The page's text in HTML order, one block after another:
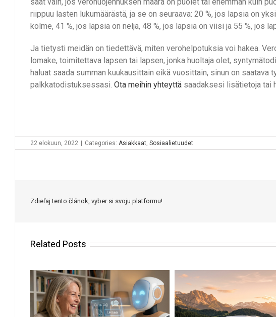
riippuu lasten lukumäärästä, ja se on seuraava: 20 %, jos lapsia on
kolme, 41 %, jos lapsia on neljä, 48 %, jos lapsia on viisi ja 55 %, jos
Ja tietysti meidän on tiedettävä, miten verohelpotuksia voi hakea.
lomake, toimitettava lapsen tai lapsen, jonka huoltaja olet,
haluat saada summan kuukausittain eikä vuosittain, sinun on saatava
palkkatodistuksessasi. Ota meihin yhteyttä saadaksesi lisätietoja tai
22 elokuun, 2022 Categories: Asiakkaat, Sosiaalietuudet
Zdieľaj tento článok, vyber si svoju platformu!
Related Posts